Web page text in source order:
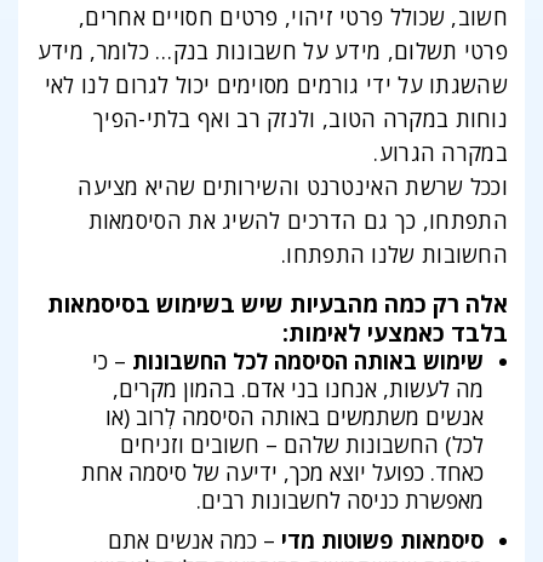
חשוב, שכולל פרטי זיהוי, פרטים חסויים אחרים,
פרטי תשלום, מידע על חשבונות בנק… כלומר, מידע
שהשגתו על ידי גורמים מסוימים יכול לגרום לנו לאי
נוחות במקרה הטוב, ולנזק רב ואף בלתי-הפיך
במקרה הגרוע.
וככל שרשת האינטרנט והשירותים שהיא מציעה
התפתחו, כך גם הדרכים להשיג את הסיסמאות
החשובות שלנו התפתחו.
אלה רק כמה מהבעיות שיש בשימוש בסיסמאות
בלבד כאמצעי לאימות:
שימוש באותה הסיסמה לכל החשבונות – כי
מה לעשות, אנחנו בני אדם. בהמון מקרים,
אנשים משתמשים באותה הסיסמה לְרוב (או
לכל) החשבונות שלהם – חשובים וזניחים
כאחד. כפועל יוצא מכך, ידיעה של סיסמה אחת
מאפשרת כניסה לחשבונות רבים.
סיסמאות פשוטות מדי – כמה אנשים אתם